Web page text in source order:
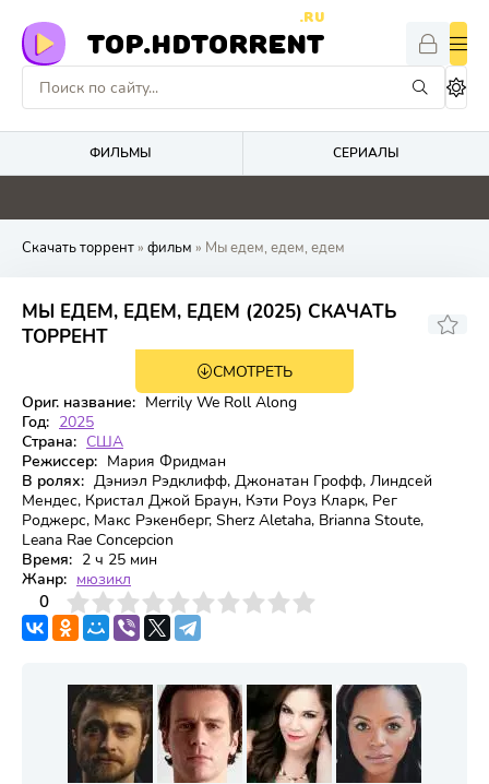
TOP.HDTORRENT
.RU
ФИЛЬМЫ СЕРИАЛЫ
5.2 5.1 4.1 2.2
Скачать торрент» фильм » Мы едем, едем, едем
МЫ ЕДЕМ, ЕДЕМ, ЕДЕМ (2025) СКАЧАТЬ
ТОРРЕНТ
8.2
СМОТРЕТЬ
Ориг. название: Merrily We Roll Along
Год: 2025
Страна: США
Режиссер: Мария Фридман
В ролях: Дэниэл Рэдклифф, Джонатан Грофф, Линдсей
Мендес, Кристал Джой Браун, Кэти Роуз Кларк, Рег
Роджерс, Макс Рэкенберг, Sherz Aletaha, Brianna Stoute,
Leana Rae Concepcion
Время: 2 ч 25 мин
Жанр: мюзикл
0
4 6 7 8 9 10